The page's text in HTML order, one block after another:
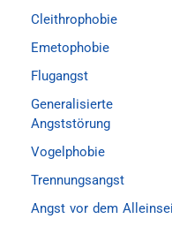
Cleithrophobie
Emetophobie
Flugangst
Generalisierte
Angststörung
Vogelphobie
Trennungsangst
Angst vor dem